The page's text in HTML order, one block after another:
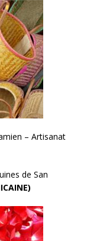
– Artisanat
de San